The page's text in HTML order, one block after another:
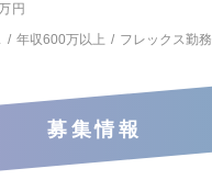
円
年収600万以上 フレックス勤務
募集情報